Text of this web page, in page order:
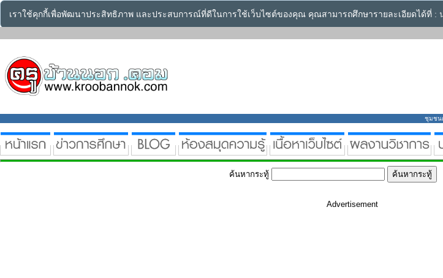
เราใช้คุกกี้เพื่อพัฒนาประสิทธิภาพ และประสบการณ์ที่ดีในการใช้เว็บไซต์ของคุณ คุณสามารถศึกษารายละเอียดได้ที่ :
ชุมชน
ค้นหากระทู้
Advertisement